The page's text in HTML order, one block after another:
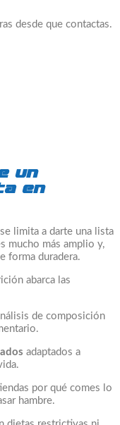
desde que contactas.
un
en
limita a darte una lista
mucho más amplio y,
forma duradera.
abarca las
de composición
adaptados a
por qué comes lo
hambre.